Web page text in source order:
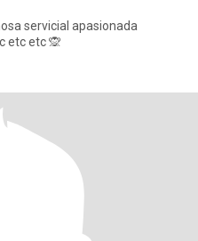
servicial apasionada
etc etc 🙊